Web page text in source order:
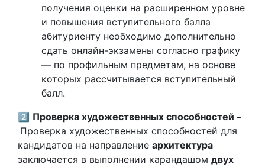
получения оценки на расширенном уровне
и повышения вступительного балла
абитуриенту необходимо дополнительно
сдать онлайн-экзамены согласно графику
— по профильным предметам, на основе
которых рассчитывается вступительный
балл.
2️⃣ Проверка художественных способностей –
Проверка художественных способностей для
кандидатов на направление архитектура
заключается в выполнении карандашом двух